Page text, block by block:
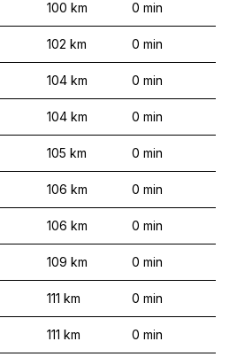
100 km 0 min
102 km 0 min
104 km 0 min
104 km 0 min
105 km 0 min
106 km 0 min
106 km 0 min
109 km 0 min
111 km 0 min
111 km 0 min